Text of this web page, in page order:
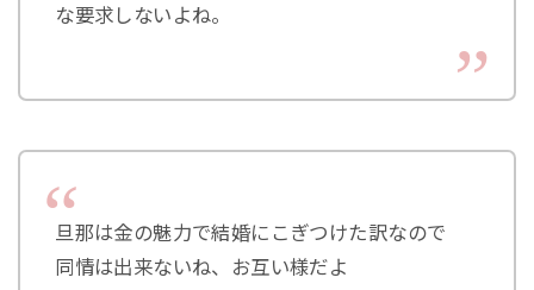
な要求しないよね。
旦那は金の魅力で結婚にこぎつけた訳なので
同情は出来ないね、お互い様だよ